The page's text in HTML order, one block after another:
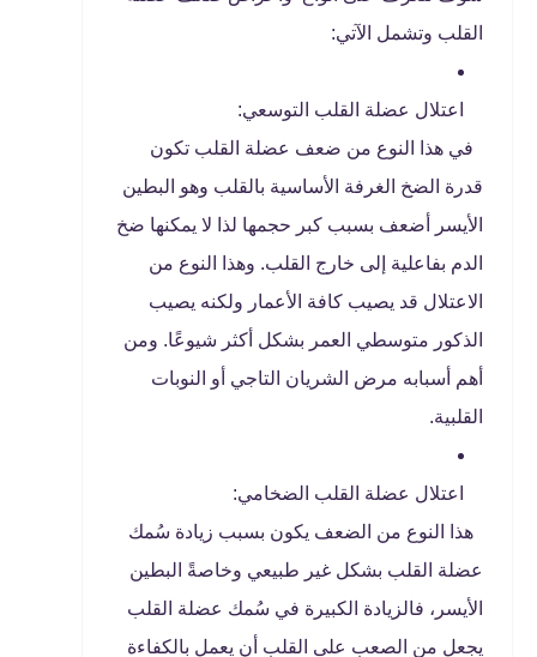
القلب وتشمل الآتي:
اعتلال عضلة القلب التوسعي:
في هذا النوع من ضعف عضلة القلب تكون
قدرة الضخ الغرفة الأساسية بالقلب وهو البطين
الأيسر أضعف بسبب كبر حجمها لذا لا يمكنها ضخ
الدم بفاعلية إلى خارج القلب. وهذا النوع من
الاعتلال قد يصيب كافة الأعمار ولكنه يصيب
الذكور متوسطي العمر بشكل أكثر شيوعًا. ومن
أهم أسبابه مرض الشريان التاجي أو النوبات
القلبية.
اعتلال عضلة القلب الضخامي:
هذا النوع من الضعف يكون بسبب زيادة سُمك
عضلة القلب بشكل غير طبيعي وخاصةً البطين
الأيسر، فالزيادة الكبيرة في سُمك عضلة القلب
يجعل من الصعب على القلب أن يعمل بالكفاءة